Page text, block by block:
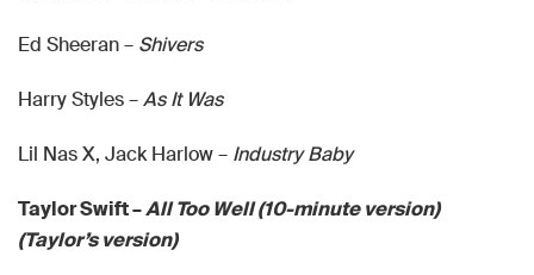
Ed Sheeran – Shivers
Harry Styles –As It Was
Lil Nas X, Jack Harlow – Industry Baby
Taylor Swift –All Too Well (10-minute version)
(Taylor’s version)